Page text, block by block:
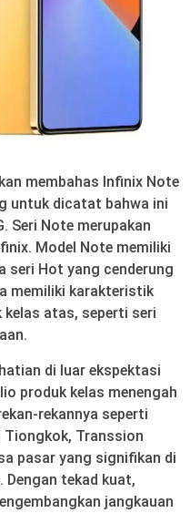
membahas Infinix Note
untuk dicatat bahwa ini
Seri Note merupakan
Model Note memiliki
seri Hot yang cenderung
memiliki karakteristik
kelas atas, seperti seri
di luar ekspektasi
produk kelas menengah
rekannya seperti
Tiongkok, Transsion
pasar yang signifikan di
tekad kuat,
jangkauan